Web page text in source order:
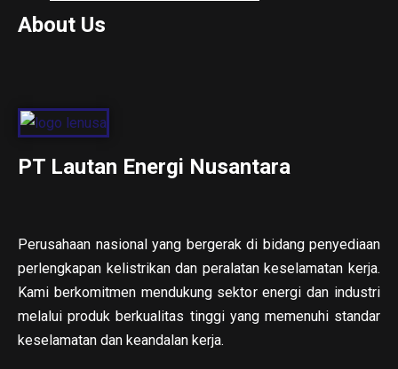
About Us
PT Lautan Energi Nusantara
Perusahaan nasional yang bergerak di bidang penyediaan
perlengkapan kelistrikan dan peralatan keselamatan kerja.
Kami berkomitmen mendukung sektor energi dan industri
melalui produk berkualitas tinggi yang memenuhi standar
keselamatan dan keandalan kerja.